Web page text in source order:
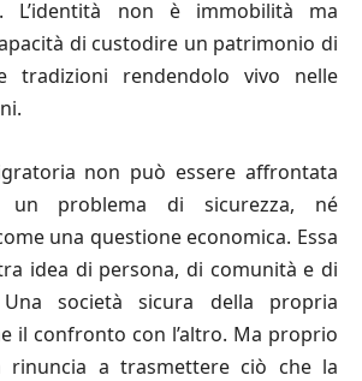
L’identità non è immobilità ma
di custodire un patrimonio di
tradizioni rendendolo vivo nelle
non può essere affrontata
un problema di sicurezza, né
una questione economica. Essa
idea di persona, di comunità e di
società sicura della propria
il confronto con l’altro. Ma proprio
rinuncia a trasmettere ciò che la